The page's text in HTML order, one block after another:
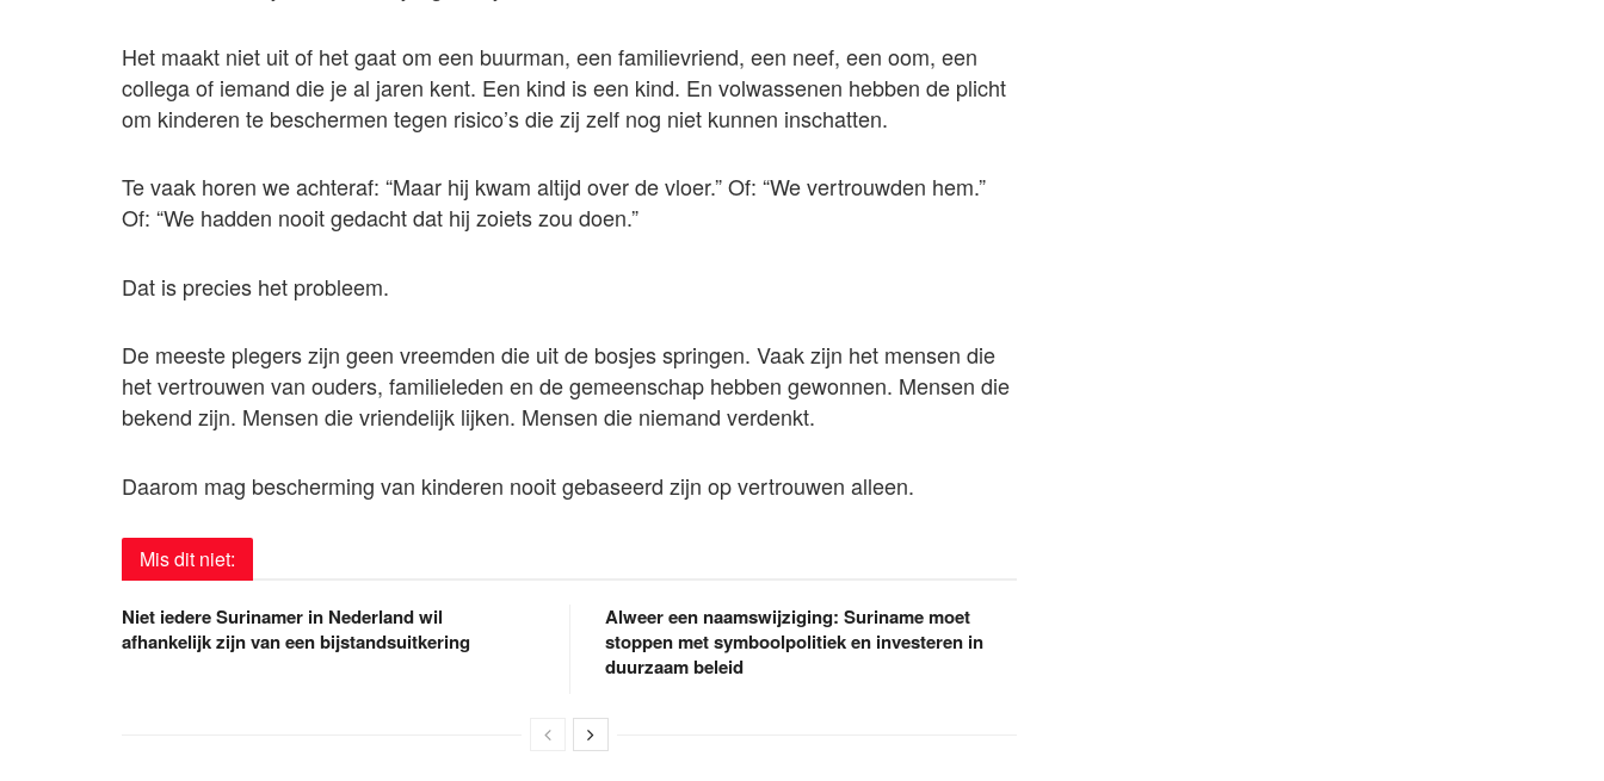
Het maakt niet uit of het gaat om een buurman, een familievriend, een neef, een oom, een
collega of iemand die je al jaren kent. Een kind is een kind. En volwassenen hebben de plicht
om kinderen te beschermen tegen risico’s die zij zelf nog niet kunnen inschatten.
Te vaak horen we achteraf: “Maar hij kwam altijd over de vloer.” Of: “We vertrouwden hem.”
Of: “We hadden nooit gedacht dat hij zoiets zou doen.”
Dat is precies het probleem.
De meeste plegers zijn geen vreemden die uit de bosjes springen. Vaak zijn het mensen die
het vertrouwen van ouders, familieleden en de gemeenschap hebben gewonnen. Mensen die
bekend zijn. Mensen die vriendelijk lijken. Mensen die niemand verdenkt.
Daarom mag bescherming van kinderen nooit gebaseerd zijn op vertrouwen alleen.
Mis dit niet:
Niet iedere Surinamer in Nederland wil
afhankelijk zijn van een bijstandsuitkering
Alweer een naamswijziging: Suriname moet
stoppen met symboolpolitiek en investeren in
duurzaam beleid